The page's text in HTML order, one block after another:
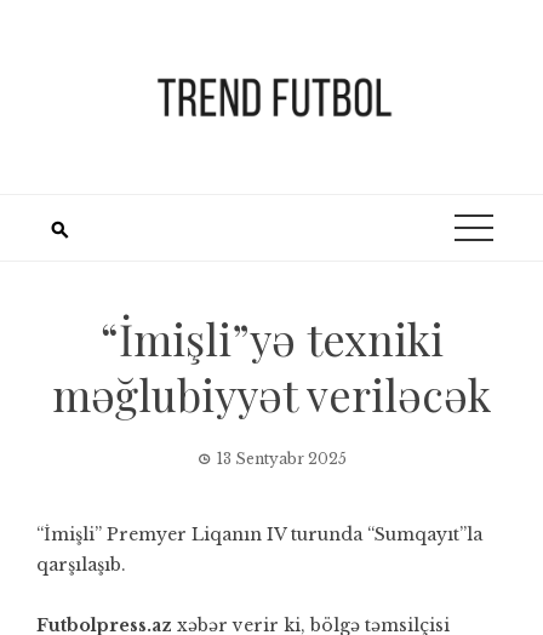
“İmişli”yə texniki
məğlubiyyət veriləcək
13 Sentyabr 2025
“İmişli” Premyer Liqanın IV turunda “Sumqayıt”la
qarşılaşıb.
Futbolpress.az xəbər verir ki, bölgə təmsilçisi